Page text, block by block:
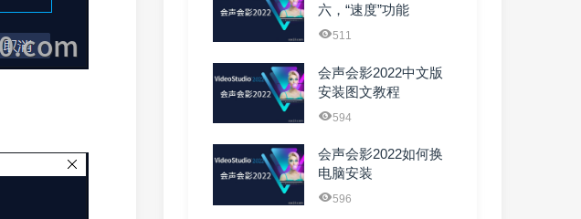
六，“速度”功能
511
会声会影2022中文版
安装图文教程
594
会声会影2022如何换
电脑安装
596